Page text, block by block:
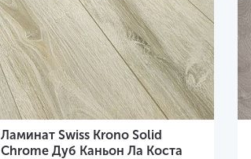
Ламинат Swiss Krono Solid
Chrome Дуб Каньон Ла Коста